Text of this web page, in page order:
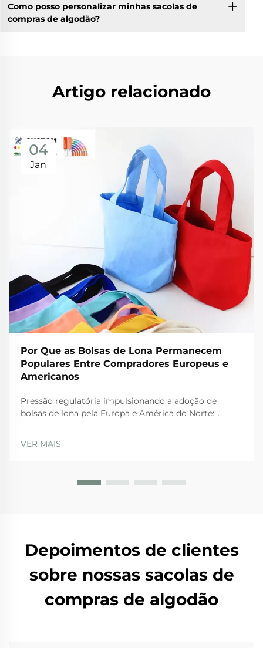
Como posso personalizar minhas sacolas de
compras de algodão?
Artigo relacionado
04
Jan
Por Que as Bolsas de Lona Permanecem
Populares Entre Compradores Europeus e
Americanos
Pressão regulatória impulsionando a adoção de
bolsas de lona pela Europa e América do Norte:
regulamentações da UE estão realmente levando as
VER MAIS
Depoimentos de clientes
sobre nossas sacolas de
compras de algodão